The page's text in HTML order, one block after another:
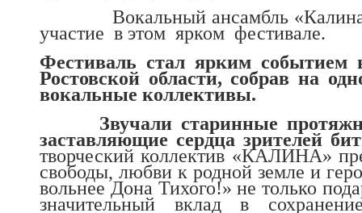
Вокальный ансамбль «Калина»
участие в этом ярком фестивале.
Фестиваль стал ярким событием
Ростовской области, собрав на
вокальные коллективы.
Звучали старинные
заставляющие сердца зрителей
творческий коллектив «КАЛИНА»
свободы, любви к родной земле и
вольнее Дона Тихого!» не только
значительный вклад в